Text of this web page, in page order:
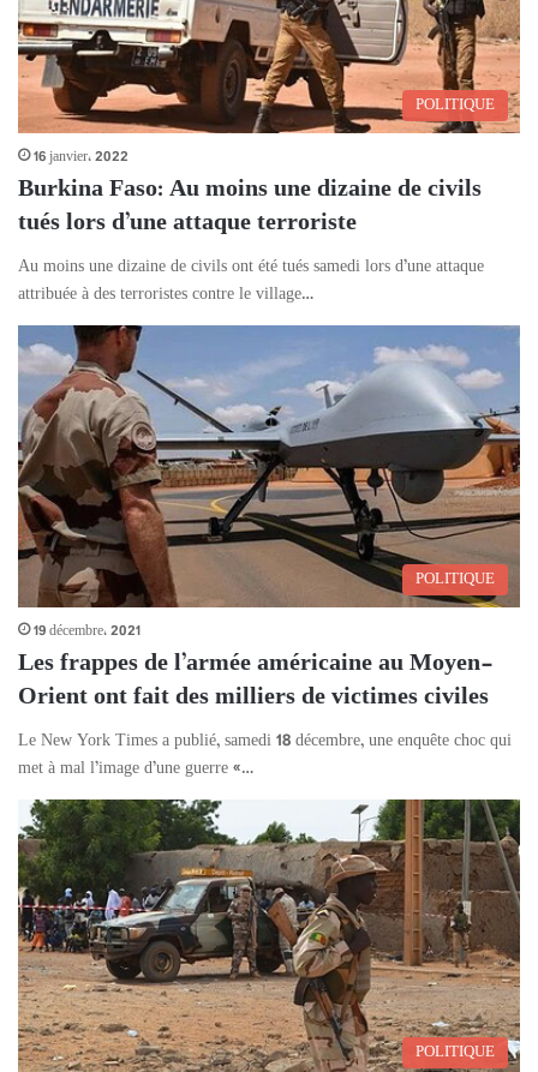
POLITIQUE
16 janvier، 2022
Burkina Faso: Au moins une dizaine de civils
tués lors d’une attaque terroriste
Au moins une dizaine de civils ont été tués samedi lors d’une attaque
attribuée à des terroristes contre le village…
POLITIQUE
19 décembre، 2021
Les frappes de l’armée américaine au Moyen-
Orient ont fait des milliers de victimes civiles
Le New York Times a publié, samedi 18 décembre, une enquête choc qui
met à mal l’image d’une guerre «…
POLITIQUE